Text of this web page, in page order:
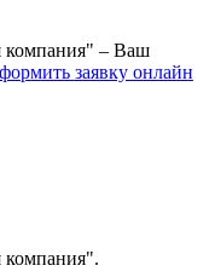
компания" – Ваш
заявку онлайн
компания".